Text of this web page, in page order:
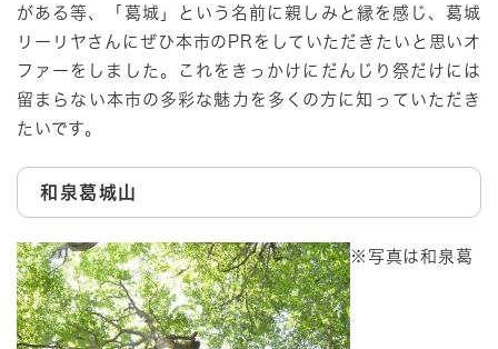
がある等、「葛城」という名前に親しみと縁を感じ、葛城
リーリヤさんにぜひ本市のPRをしていただきたいと思いオ
ファーをしました。これをきっかけにだんじり祭だけには
留まらない本市の多彩な魅力を多くの方に知っていただき
たいです。
和泉葛城山
※写真は和泉葛